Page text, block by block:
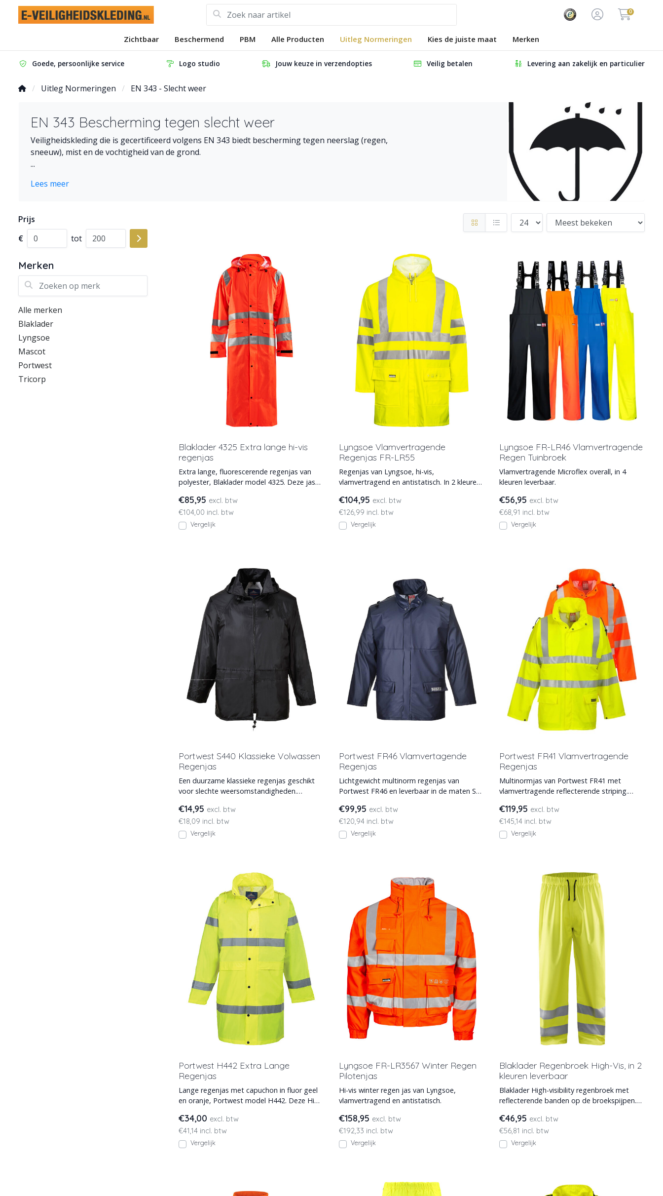
0
Zichtbaar Beschermend PBM Alle Producten Uitleg Normeringen Kies de juiste maat Merken
Goede, persoonlijke service Logo studio Jouw keuze in verzendopties Veilig betalen Levering aan zakelijk en particulier
Uitleg Normeringen EN 343 - Slecht weer
EN 343 Bescherming tegen slecht weer
Veiligheidskleding die is gecertificeerd volgens EN 343 biedt bescherming tegen neerslag (regen,
sneeuw), mist en de vochtigheid van de grond.
...
Lees meer
Prijs
€
tot
Merken
Zoeken op merk
Alle merken
Blaklader
Lyngsoe
Mascot
Portwest
Tricorp
Blaklader 4325 Extra lange hi-vis
regenjas
Extra lange, fluorescerende regenjas van
polyester, Blaklader model 4325. Deze jas
€85,95 excl. btw
€104,00 incl. btw
Vergelijk
Lyngsoe Vlamvertragende
Regenjas FR-LR55
Regenjas van Lyngsoe, hi-vis,
vlamvertragend en antistatisch. In 2 kleuren
€104,95 excl. btw
€126,99 incl. btw
Vergelijk
Lyngsoe FR-LR46 Vlamvertragende
Regen Tuinbroek
Vlamvertragende Microflex overall, in 4
kleuren leverbaar.
€56,95 excl. btw
€68,91 incl. btw
Vergelijk
Portwest S440 Klassieke Volwassen
Regenjas
Een duurzame klassieke regenjas geschikt
voor slechte weersomstandigheden.
€14,95 excl. btw
€18,09 incl. btw
Vergelijk
Portwest FR46 Vlamvertagende
Regenjas
Lichtgewicht multinorm regenjas van
Portwest FR46 en leverbaar in de maten S
€99,95 excl. btw
€120,94 incl. btw
Vergelijk
Portwest FR41 Vlamvertragende
Regenjas
Multinormjas van Portwest FR41 met
vlamvertragende reflecterende striping.
€119,95 excl. btw
€145,14 incl. btw
Vergelijk
Portwest H442 Extra Lange
Regenjas
Lange regenjas met capuchon in fluor geel
en oranje, Portwest model H442. Deze Hi
€34,00 excl. btw
€41,14 incl. btw
Vergelijk
Lyngsoe FR-LR3567 Winter Regen
Pilotenjas
Hi-vis winter regen jas van Lyngsoe,
vlamvertragend en antistatisch.
€158,95 excl. btw
€192,33 incl. btw
Vergelijk
Blaklader Regenbroek High-Vis, in 2
kleuren leverbaar
Blaklader High-visibility regenbroek met
reflecterende banden op de broekspijpen.
€46,95 excl. btw
€56,81 incl. btw
Vergelijk